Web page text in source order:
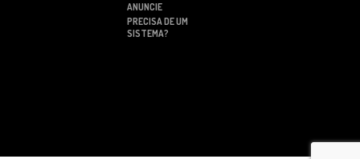
ANUNCIE
PRECISA DE UM
SISTEMA?